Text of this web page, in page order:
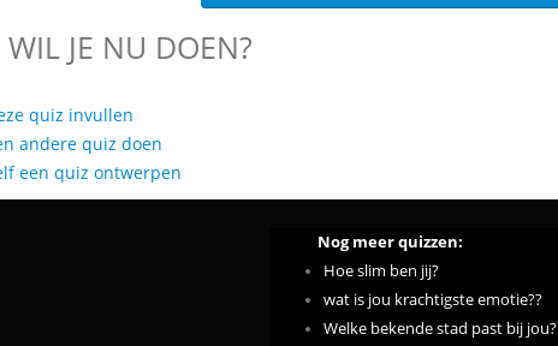
JE NU DOEN?
quiz invullen
andere quiz doen
een quiz ontwerpen
Nog meer quizzen:
Hoe slim ben jij?
wat is jou krachtigste emotie??
Welke bekende stad past bij jou?